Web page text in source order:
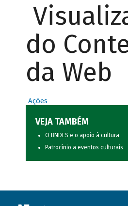
do
da Web
Ações
VEJA TAMBÉM
O BNDES e o apoio à cultura
Patrocínio a eventos culturais